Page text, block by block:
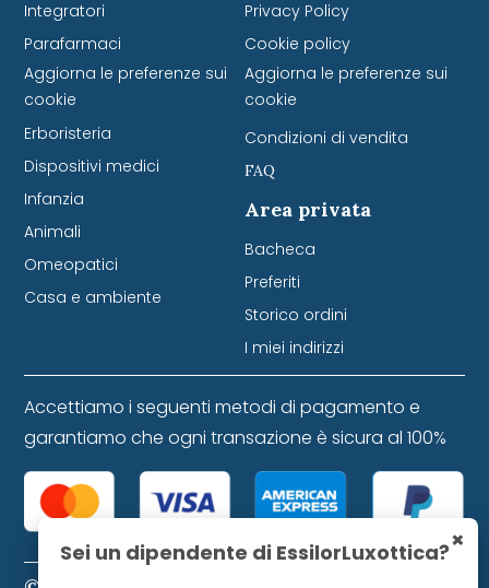
Integratori
Parafarmaci
Aggiorna le preferenze sui
cookie
Erboristeria
Dispositivi medici
Infanzia
Animali
Omeopatici
Casa e ambiente
Privacy Policy
Cookie policy
Aggiorna le preferenze sui
cookie
Condizioni di vendita
FAQ
Area privata
Bacheca
Preferiti
Storico ordini
I miei indirizzi
Accettiamo i seguenti metodi di pagamento e
garantiamo che ogni transazione è sicura al 100%
×
Sei un dipendente di EssilorLuxottica?